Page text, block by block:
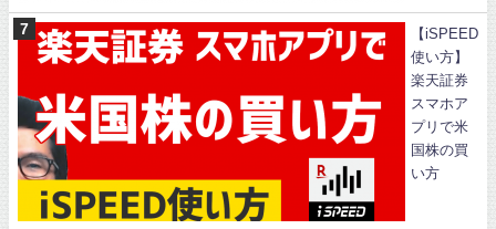
【iSPEED
使い方】
楽天証券
スマホア
プリで米
国株の買
い方